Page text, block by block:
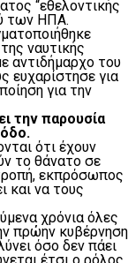
“εθελοντικής
των ΗΠΑ.
ναυτικής
αντιδήμαρχο του
ευχαρίστησε για
για την
την παρουσία
ότι έχουν
το θάνατο σε
εκπρόσωπος
και να τους
χρόνια όλες
πρώην κυβέρνηση
όσο δεν πάει
έτσι ο ρόλος